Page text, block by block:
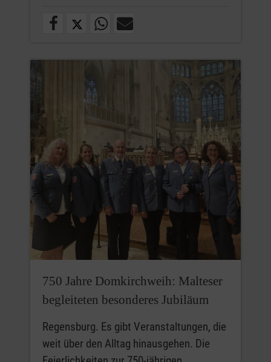
750 Jahre Domkirchweih: Malteser
begleiteten besonderes Jubiläum
Regensburg. Es gibt Veranstaltungen, die
weit über den Alltag hinausgehen. Die